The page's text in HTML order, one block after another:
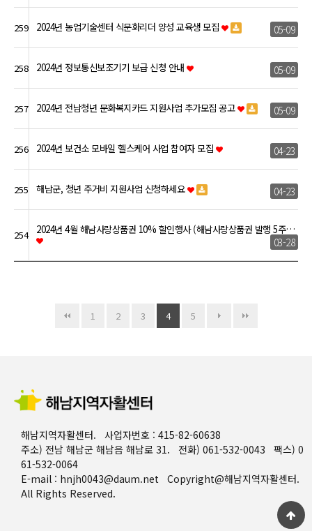
259 2024년 농업기술센터 식문화리더 양성 교육생 모집 05-09
258 2024년 정보통신보조기기 보급 신청 안내 05-09
257 2024년 전남청년 문화복지카드 지원사업 추가모집 공고 05-09
256 2024년 보건소 모바일 헬스케어 사업 참여자 모집 04-23
255 해남군, 청년 주거비 지원사업 신청하세요 04-23
254 2024년 4월 해남사랑상품권 10% 할인행사 (해남사랑상품권 발행 5주…
03-28
1 2 3 4 5
해남지역자활센터. 사업자번호 : 415-82-60638
주소) 전남 해남군 해남읍 해남로 31. 전화) 061-532-0043 팩스) 0
61-532-0064
E-mail : hnjh0043@daum.net Copyright@해남지역자활센터.
All Rights Reserved.